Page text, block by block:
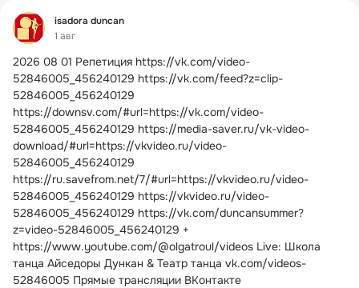
Фид
isadora duncan
1 авг
2026 08 01 Репетиция https://vk.com/video-
52846005_456240129 https://vk.com/feed?z=clip-
52846005_456240129
https://downsv.com/#url=https://vk.com/video-
52846005_456240129 https://media-saver.ru/vk-video-
download/#url=https://vkvideo.ru/video-
52846005_456240129
https://ru.savefrom.net/7/#url=https://vkvideo.ru/video-
52846005_456240129 https://vkvideo.ru/video-
52846005_456240129 https://vk.com/duncansummer?
z=video-52846005_456240129 +
https://www.youtube.com/@olgatroul/videos Live: Школа
танца Айседоры Дункан & Театр танца vk.com/videos-
52846005 Прямые трансляции ВКонтакте